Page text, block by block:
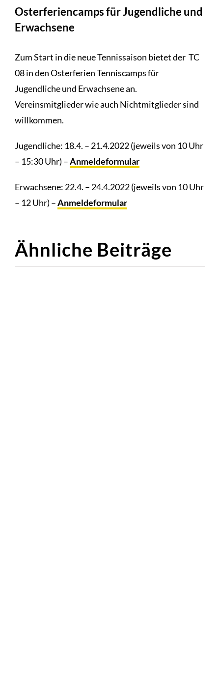
Osterferiencamps für Jugendliche und
Erwachsene
Zum Start in die neue Tennissaison bietet der TC
08 in den Osterferien Tenniscamps für
Jugendliche und Erwachsene an.
Vereinsmitglieder wie auch Nichtmitglieder sind
willkommen.
Jugendliche: 18.4. – 21.4.2022 (jeweils von 10 Uhr
– 15:30 Uhr) –Anmeldeformular
Erwachsene: 22.4. – 24.4.2022 (jeweils von 10 Uhr
– 12 Uhr) –Anmeldeformular
Ähnliche Beiträge